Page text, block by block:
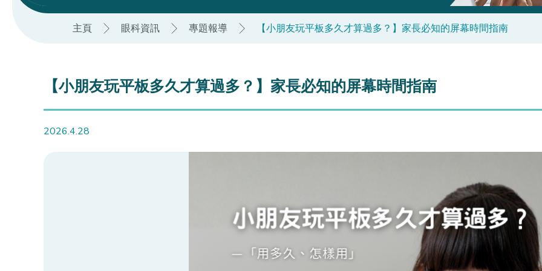
主頁 眼科資訊 專題報導 【小朋友玩平板多久才算過多？】家長必知的屏幕時間指南
【小朋友玩平板多久才算過多？】家長必知的屏幕時間指南
2026.4.28